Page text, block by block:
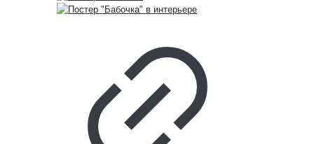
568
3 390
руб.